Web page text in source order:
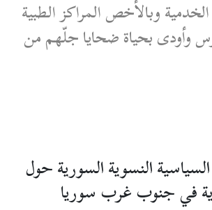
وبالأخص المراكز الطبية
وأودى بحياة ضحايا جلّهم من
النسوية السورية حول
في جنوب غرب سوريا